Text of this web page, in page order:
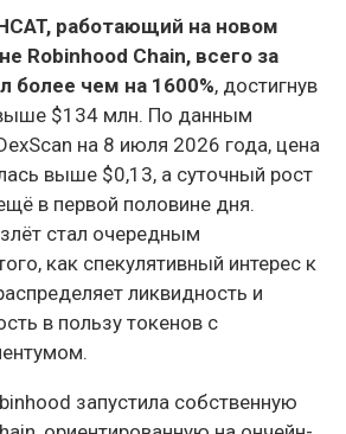
работающий на новом
Robinhood Chain, всего за
более чем на 1600%, достигнув
$134 млн. По данным
на 8 июля 2026 года, цена
выше $0,13, а суточный рост
в первой половине дня.
стал очередным
как спекулятивный интерес к
ликвидность и
в пользу токенов с
запустила собственную